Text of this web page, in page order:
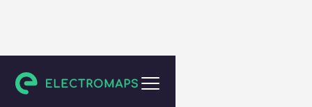
Henderson County